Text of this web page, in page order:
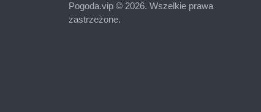
Pogoda.vip © 2026. Wszelkie prawa
zastrzeżone.